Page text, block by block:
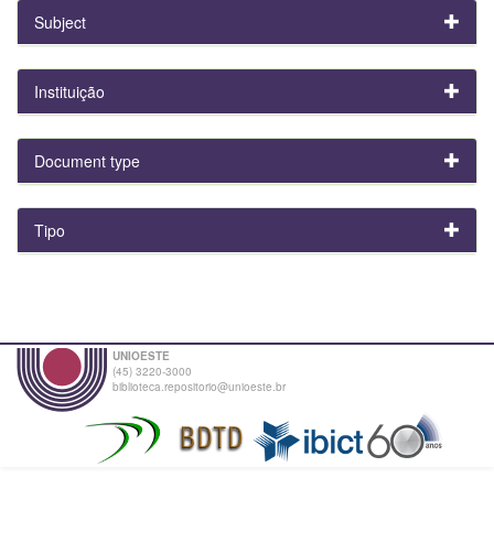
Subject
Instituição
Document type
Tipo
UNIOESTE
(45) 3220-3000
biblioteca.repositorio@unioeste.br